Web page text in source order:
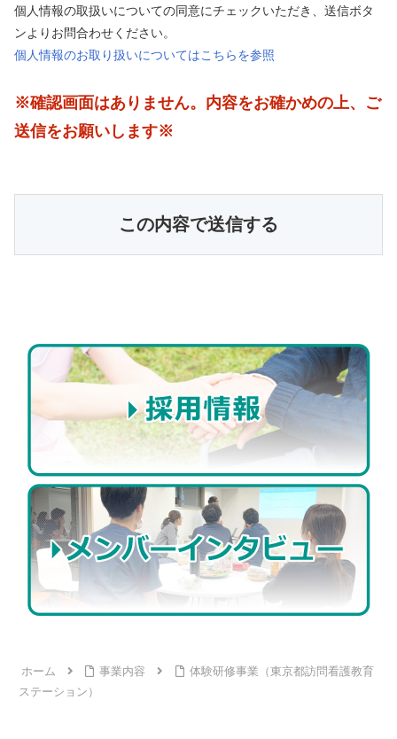
個人情報の取扱いについての同意にチェックいただき、送信ボタ
ンよりお問合わせください。
個人情報のお取り扱いについてはこちらを参照
※確認画面はありません。内容をお確かめの上、ご
送信をお願いします※
ホーム 事業内容
体験研修事業（東京都訪問看護教育
ステーション）